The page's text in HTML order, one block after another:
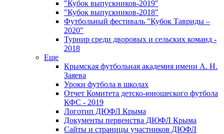
"Кубок выпускников-2019"
"Кубок выпускников-2018"
Футбольный фестиваль "Кубок Тавриды –
2020"
Турнир среди дворовых и сельских команд -
2018
Еще
Крымская футбольная академия имени А. Н.
Заяева
Уроки футбола в школах
Отчет Комитета детско-юношеского футбола
КФС - 2019
Логотип ДЮФЛ Крыма
Документы первенства ДЮФЛ Крыма
Сайты и страницы участников ДЮФЛ